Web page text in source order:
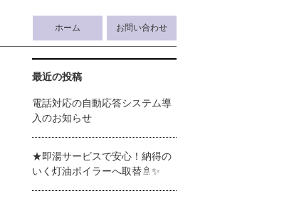
ホーム お問い合わせ
最近の投稿
電話対応の自動応答システム導
入のお知らせ
★即湯サービスで安心！納得の
いく灯油ボイラーへ取替🚿✨